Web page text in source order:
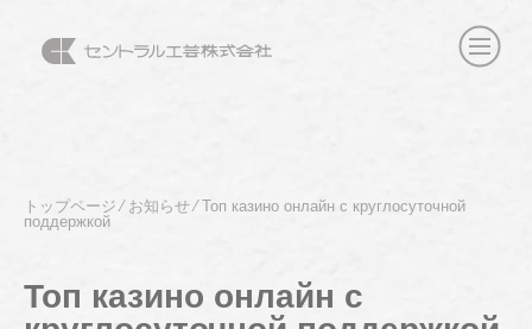
トップページ⁄ お知らせ⁄Топ казино онлайн с круглосуточной
поддержкой
Топ казино онлайн с